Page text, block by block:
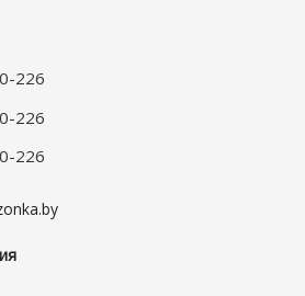
226
226
226